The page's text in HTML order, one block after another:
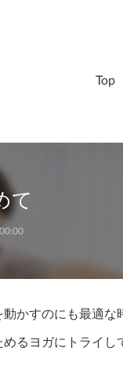
Top
て
かすのにも最適な
るヨガにトライし